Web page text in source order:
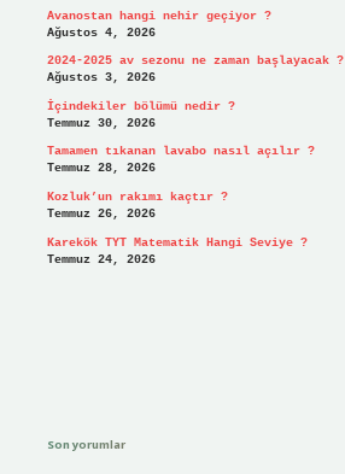
Avanostan hangi nehir geçiyor ?
Ağustos 4, 2026
2024-2025 av sezonu ne zaman başlayacak ?
Ağustos 3, 2026
İçindekiler bölümü nedir ?
Temmuz 30, 2026
Tamamen tıkanan lavabo nasıl açılır ?
Temmuz 28, 2026
Kozluk’un rakımı kaçtır ?
Temmuz 26, 2026
Karekök TYT Matematik Hangi Seviye ?
Temmuz 24, 2026
Son yorumlar